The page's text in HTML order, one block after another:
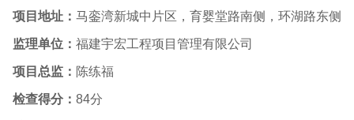
项目地址： 马銮湾新城中片区，育婴堂路南侧，环湖路东侧
监理单位： 福建宇宏工程项目管理有限公司
项目总监： 陈练福
检查得分： 84分